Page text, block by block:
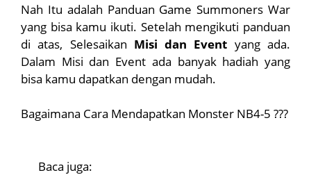
Nah Itu adalah Panduan Game Summoners War
yang bisa kamu ikuti. Setelah mengikuti panduan
di atas, Selesaikan Misi dan Event yang ada.
Dalam Misi dan Event ada banyak hadiah yang
bisa kamu dapatkan dengan mudah.
Bagaimana Cara Mendapatkan Monster NB4-5 ???
Baca juga: